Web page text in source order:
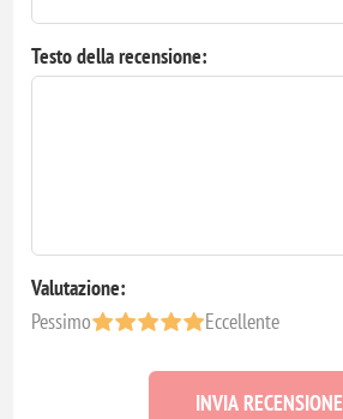
Testo della recensione:
Valutazione:
Pessimo
Eccellente
INVIA RECENSIONE